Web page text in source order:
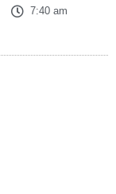
7:40 am